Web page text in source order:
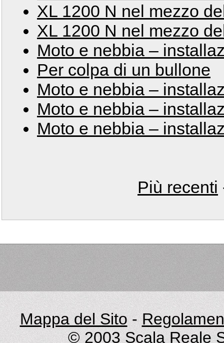
XL 1200 N nel mezzo
XL 1200 N nel mezzo
Moto e nebbia –
Per colpa di un bullone
Moto e nebbia –
Moto e nebbia –
Moto e nebbia –
Più recenti
Mappa del Sito-
© 2003 Scala Reale